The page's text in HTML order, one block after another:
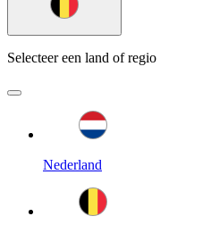
Selecteer een land of regio
Nederland